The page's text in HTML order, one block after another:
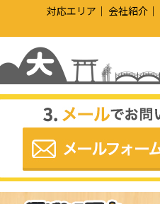
対応エリア 会社紹介